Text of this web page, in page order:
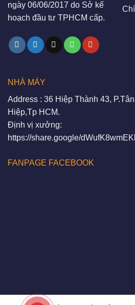
ngày 06/06/2017 do Sở kế
hoạch đầu tư TPHCM cấp.
NHÀ MÁY
Address : 36 Hiệp Thành 43,
Hiệp,Tp HCM.
Định vị xưởng:
https://share.google/
FANPAGE FACEBOOK